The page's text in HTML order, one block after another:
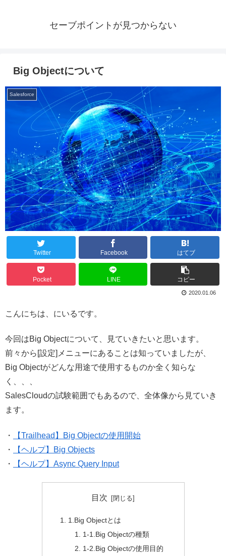
セーブポイントが見つからない
Big Objectについて
Salesforce
Twitter Facebook はてブ
Pocket LINE コピー
2020.01.06
こんにちは、にいるです。
今回はBig Objectについて、見ていきたいと思います。
前々から[設定]メニューにあることは知っていましたが、
Big Objectがどんな用途で使用するものか全く知らな
く、、、
SalesCloudの試験範囲でもあるので、全体像から見ていき
ます。
・
【Trailhead】Big Objectの使用開始
・
【ヘルプ】Big Objects
・
【ヘルプ】Async Query Input
目次
1.Big Objectとは
1-1.Big Objectの種類
1-2.Big Objectの使用目的